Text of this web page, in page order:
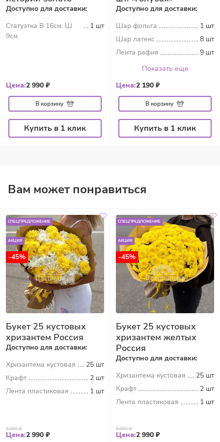
Доступно для доставки:
Статуэтка В 16см. Ш
9см.
1 шт
Цена:2 990 ₽
В корзину
Купить в 1 клик
Доступно для доставки:
Шар фольга
1 шт
Шар латекс
8 шт
Лента рафия
9 шт
Показать еще
Цена:2 190 ₽
В корзину
Купить в 1 клик
Вам может понравиться
-45%
СПЕЦПРЕДЛОЖЕНИЕ
АКЦИЯ
Букет 25 кустовых
хризантем Россия
Доступно для доставки:
Хризантема кустовая
25 шт
Крафт
2 шт
Лента пластиковая
1 шт
5390 ₽
Цена:2 990 ₽
-45%
СПЕЦПРЕДЛОЖЕНИЕ
АКЦИЯ
Букет 25 кустовых
хризантем желтых
Россия
Доступно для доставки:
Хризантема кустовая
25 шт
Крафт
2 шт
Лента пластиковая
1 шт
5390 ₽
Цена:2 990 ₽